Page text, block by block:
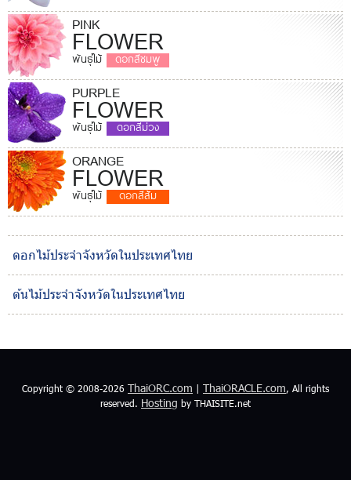
PINK
FLOWER
พันธุ์ไม้ ดอกสีชมพู
PURPLE
FLOWER
พันธุ์ไม้ ดอกสีม่วง
ORANGE
FLOWER
พันธุ์ไม้ ดอกสีส้ม
ดอกไม้ประจำจังหวัดในประเทศไทย
ต้นไม้ประจำจังหวัดในประเทศไทย
Copyright © 2008-2026 ThaiORC.com | ThaiORACLE.com, All rights
reserved. Hosting by THAISITE.net